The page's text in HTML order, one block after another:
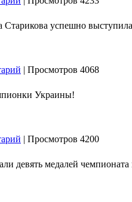
Старикова успешно
| Просмотров 4068
Украины!
| Просмотров 4200
девять медалей